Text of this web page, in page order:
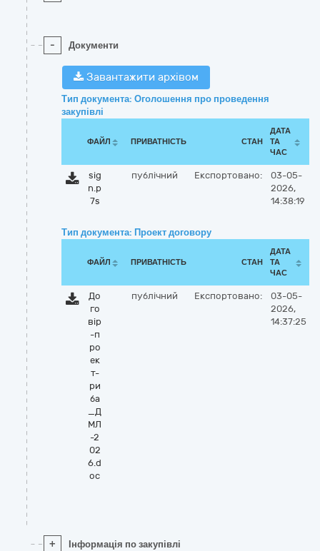
- Документи
Завантажити архівом
Тип документа: Оголошення про проведення
закупівлі
ФАЙЛ ПРИВАТНІСТЬ СТАН
ДАТА
ТА
ЧАС
sig
n.p
7s
публічний Експортовано:
03-05-
2026,
14:38:19
Тип документа: Проект договору
ФАЙЛ ПРИВАТНІСТЬ СТАН
ДАТА
ТА
ЧАС
До
го
вір
-п
ро
ек
т-
ри
ба
_Д
МЛ
-2
02
6.d
oc
публічний Експортовано:
03-05-
2026,
14:37:25
+ Інформація по закупівлі